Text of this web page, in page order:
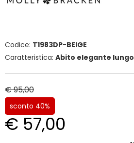
Codice: T1983DP-BEIGE
Caratteristica: Abito elegante lungo
€ 95,00
sconto 40%
€ 57,00